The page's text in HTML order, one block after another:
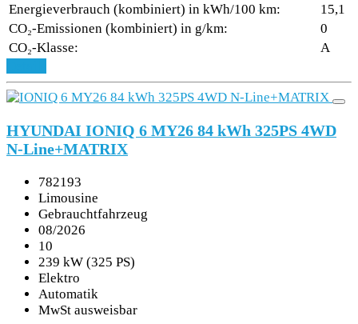
Energieverbrauch (kombiniert) in kWh/100 km:
15,1
CO₂-Emissionen (kombiniert) in g/km:
0
CO₂-Klasse:
A
HYUNDAI IONIQ 6 MY26 84 kWh 325PS 4WD
N-Line+MATRIX
782193
Limousine
Gebrauchtfahrzeug
08/2026
10
239 kW (325 PS)
Elektro
Automatik
MwSt ausweisbar